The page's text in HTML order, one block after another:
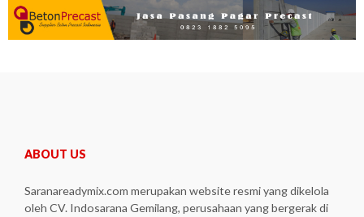
ABOUT US
Saranareadymix.com merupakan website resmi yang dikelola
oleh CV. Indosarana Gemilang, perusahaan yang bergerak di